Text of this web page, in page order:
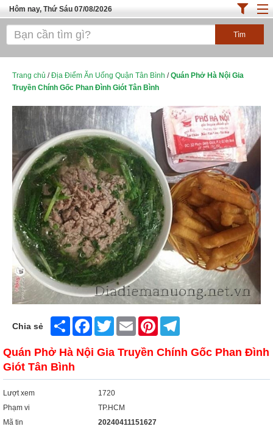
Hôm nay, Thứ Sáu 07/08/2026
Trang chủ
Cafe - Kem- Trà Sữa
Thực Phẩm Nông Hải Sản
Top Quán Ăn Sài Gòn
Trang chủ /Địa Điểm Ăn Uống Quận Tân Bình /Quán Phở Hà Nội Gia
Truyền Chính Gốc Phan Đình Giót Tân Bình
Chia sẻ Share FacebookTwitter Email Pinterest
Quán Phở Hà Nội Gia Truyền Chính Gốc Phan Đình
Giót Tân Bình
Lượt xem
1720
Phạm vi
TP.HCM
Mã tin
20240411151627